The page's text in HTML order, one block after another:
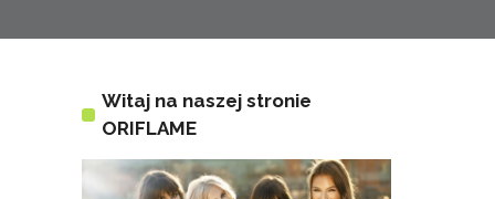
Witaj na naszej stronie
ORIFLAME